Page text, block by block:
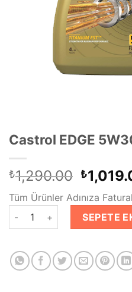
Castrol EDGE
₺1,290.00 Orijinal
fiyat:
₺
Tüm Ürünler Adınıza
Castrol EDGE 5W30 LL 4 Litre
SEPETE